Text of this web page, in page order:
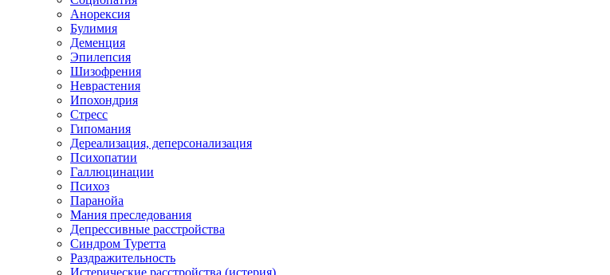
Анорексия
Булимия
Деменция
Эпилепсия
Шизофрения
Неврастения
Ипохондрия
Стресс
Гипомания
Дереализация, деперсонализация
Психопатии
Галлюцинации
Психоз
Паранойа
Мания преследования
Депрессивные расстройства
Синдром Туретта
Раздражительность
Истерические расстройства (истерия)